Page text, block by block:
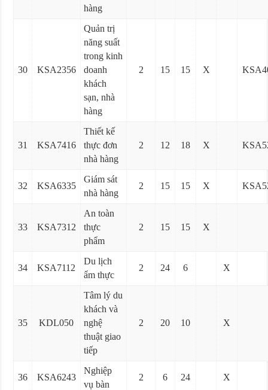
hàng
30 KSA2356
Quản trị
năng suất
trong kinh
doanh
khách
sạn, nhà
hàng
2 15 15 X
31 KSA7416
Thiết kế
thực đơn
nhà hàng
2 12 18 X
32 KSA6335
Giám sát
nhà hàng
2 15 15 X
33 KSA7312
An toàn
thực
phẩm
2 15 15 X
34 KSA7112
Du lịch
ẩm thực
2 24 6 X
35 KDL050
Tâm lý du
khách và
nghệ
thuật giao
tiếp
2 20 10 X
36 KSA6243
Nghiệp
vụ bàn
2 6 24 X